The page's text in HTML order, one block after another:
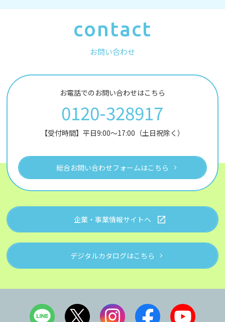
contact
お問い合わせ
お電話でのお問い合わせはこちら
0120-328917
【受付時間】平日9:00～17:00（土日祝除く）
総合お問い合わせフォームはこちら
企業・事業情報サイトへ
デジタルカタログはこちら